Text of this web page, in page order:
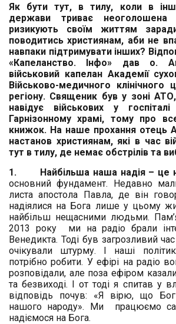
Як бути тут, в тилу, коли в
держави триває неоголошена
ризикують своїм життям
поводитись християнам, аби не
навпаки підтримувати інших?
«Капеланство. Інфо» дав о.
військовий капелан Академії
Військово-медичного клінічного
регіону. Священик був у зоні
навідує військових у
Гарнізонному храмі, тому про
книжок. На наше прохання отець
настанов християнам, які в час
тут в тилу, де немає обстрілів та
1. Найбільша наша надія – це
основний фундамент. Недавно
листа апостола Павла, де він
надіялися на Бога лише у цьому
найбільш нещасними людьми.
2013 року ми на радіо брали
Венедикта. Тоді був загрозливий
очікували штурму. І наші
потрібно робити. У ефірі на радіо
розповідали, але поза ефіром
та безвиході. І от тоді я спитав у
відповідь почув: «Я вірю, що
нашого народу». Ми працюємо
надіємося на Бога.